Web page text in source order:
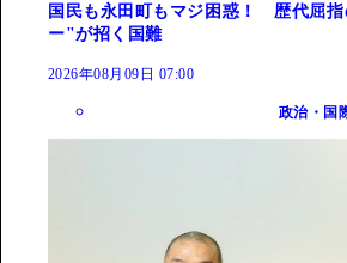
国民も永田町もマジ困惑！ 歴代屈
ー"が招く国難
2026年08月09日 07:00
政治・国